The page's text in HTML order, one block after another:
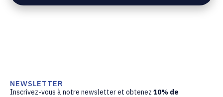
NEWSLETTER
Inscrivez-vous à notre newsletter et obtenez 10% de